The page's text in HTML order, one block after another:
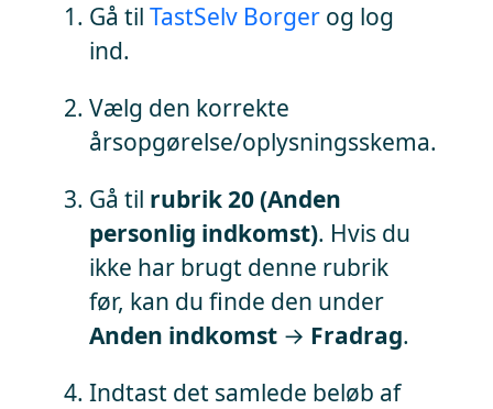
Gå til TastSelv Borger og log
ind.
Vælg den korrekte
årsopgørelse/oplysningsskema.
Gå til rubrik 20 (Anden
personlig indkomst). Hvis du
ikke har brugt denne rubrik
før, kan du finde den under
Anden indkomst → Fradrag.
Indtast det samlede beløb af